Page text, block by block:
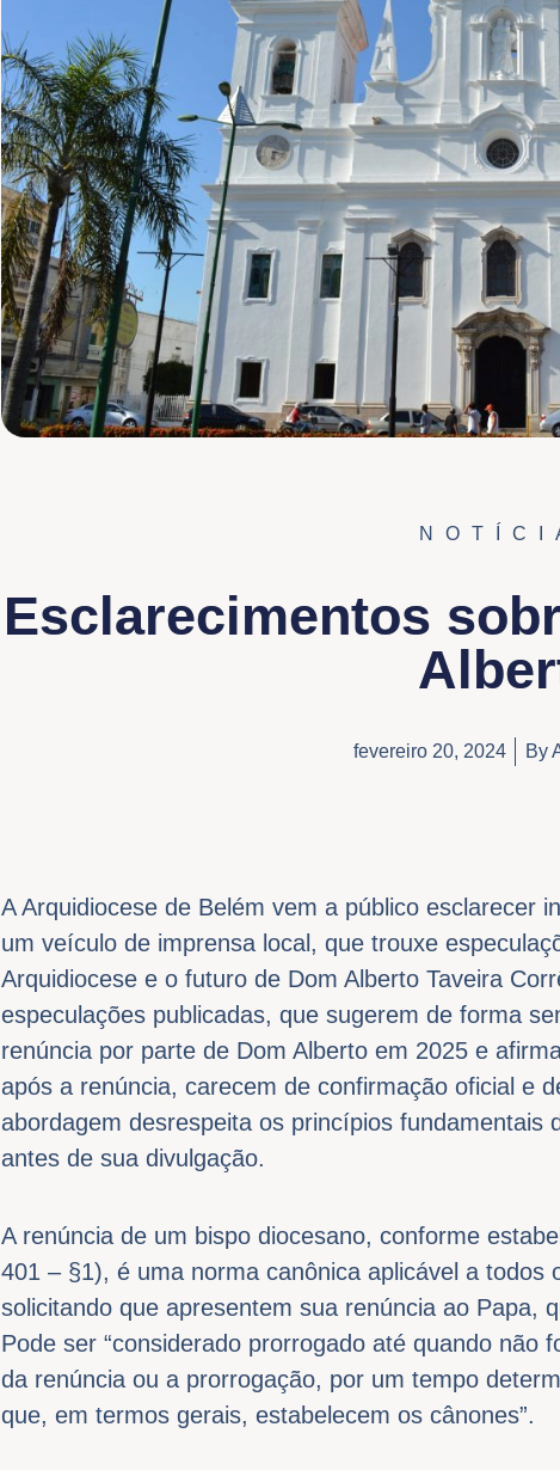
Esclarecimentos
fevereiro 20, 2024 By
A Arquidiocese de Belém vem a público esclarecer
um veículo de imprensa local, que trouxe
Arquidiocese e o futuro de Dom Alberto Taveira
especulações publicadas, que sugerem de forma
renúncia por parte de Dom Alberto em 2025 e
após a renúncia, carecem de confirmação oficial e
abordagem desrespeita os princípios fundamentais
antes de sua divulgação.
A renúncia de um bispo diocesano, conforme
401 – §1), é uma norma canônica aplicável a todos
solicitando que apresentem sua renúncia ao Papa,
Pode ser “considerado prorrogado até quando não
da renúncia ou a prorrogação, por um tempo
que, em termos gerais, estabelecem os cânones”.